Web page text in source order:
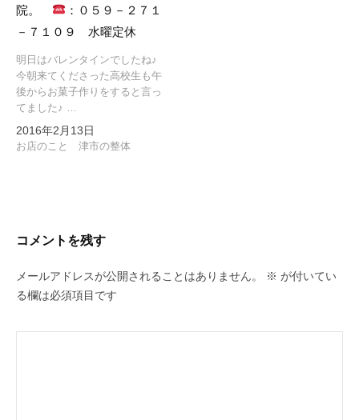
院。
：０５９－２７１
－７１０９ 水曜定休
明日はバレンタインでしたね♪
今朝来てくださった高校生も午
後からお菓子作りをすると言っ
てました♪ …
2016年2月13日
お店のこと 津市の整体
コメントを残す
メールアドレスが公開されることはありません。 ※ が付いてい
る欄は必須項目です